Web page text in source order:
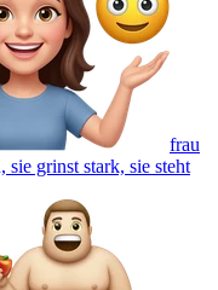
frau
sie grinst stark, sie steht